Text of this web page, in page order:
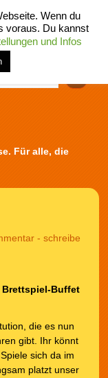
menü
shop
Für alle, die
- schreibe
Brettspiel-Buffet
die es nun
gibt. Ihr könnt
sich da im
platzt unser
Wenn du
voraus. Du kannst
und Infos